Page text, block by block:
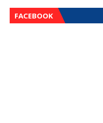
FACEBOOK